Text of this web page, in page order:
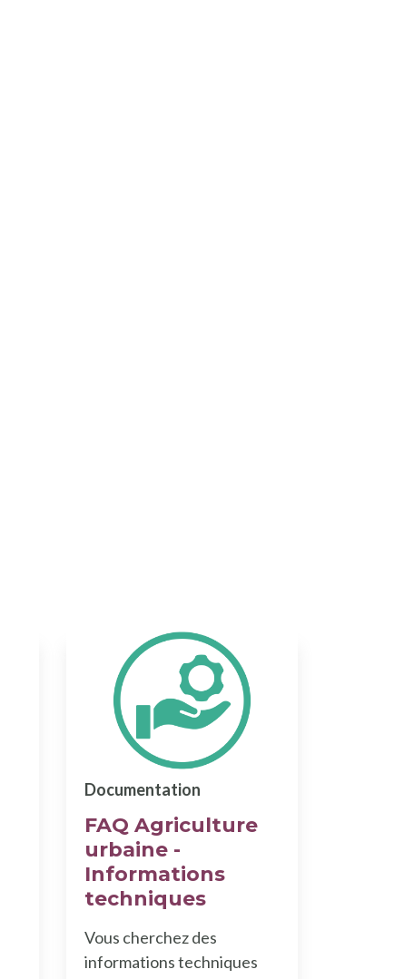
FAQ Agriculture
urbaine -
Informations
techniques
Documentation
Vous cherchez des
informations techniques